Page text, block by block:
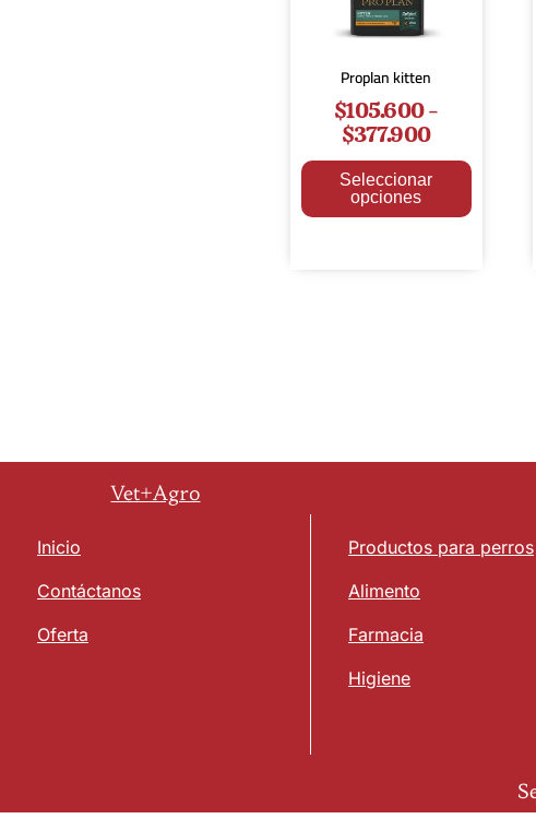
Proplan kitten
$105.600-
$377.900
Seleccionar
opciones
Vet+Agro
Inicio
Contáctanos
Oferta
Productos para perros
Alimento
Farmacia
Higiene